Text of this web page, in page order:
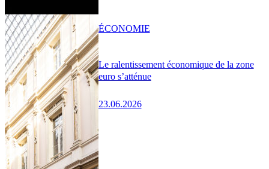
Le ralentissement économique de la zone
euro s’atténue
23.06.2026
ÉCONOMIE